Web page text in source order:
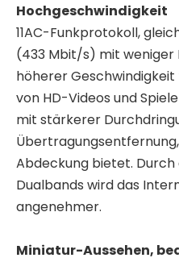
Hochgeschwindigkeit
11AC-Funkprotokoll,
(433 Mbit/s) mit weniger
höherer
von HD-Videos und
mit stärkerer
Abdeckung bietet.
Dualbands wird das
angenehmer.
Miniatur-Aussehen,